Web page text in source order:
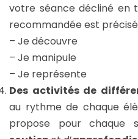
votre séance décliné en
recommandée est
– Je découvre
– Je manipule
– Je représente
Des activités de
au rythme de chaque
propose pour chaque